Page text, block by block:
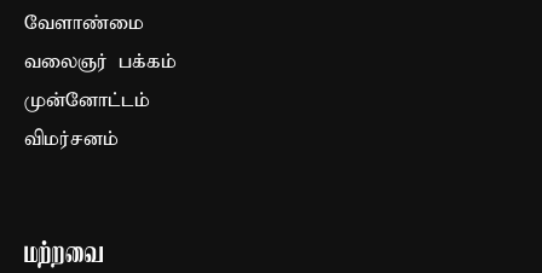
வேளாண்மை
வலைஞர் பக்கம்
முன்னோட்டம்
விமர்சனம்
மற்றவை